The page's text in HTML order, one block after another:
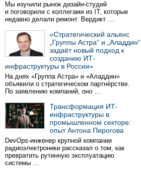
Мы изучили рынок дизайн-студий
и поговорили с коллегами из IT, которые
недавно делали ремонт. Вердикт …
«Стратегический альянс
„Группы Астра“ и „Аладдин“
задаёт новый подход к
созданию ИТ-
инфраструктуры в России»
На днях «Группа Астра» и «Аладдин»
объявили о стратегическом партнёрстве.
По заявлению компаний, оно …
Трансформация ИТ-
инфраструктуры в
промышленном секторе:
опыт Антона Пирогова
DevOps-инженер крупной компании
радиоэлектроники рассказал о том, как
превратить рутинную эксплуатацию
системы …